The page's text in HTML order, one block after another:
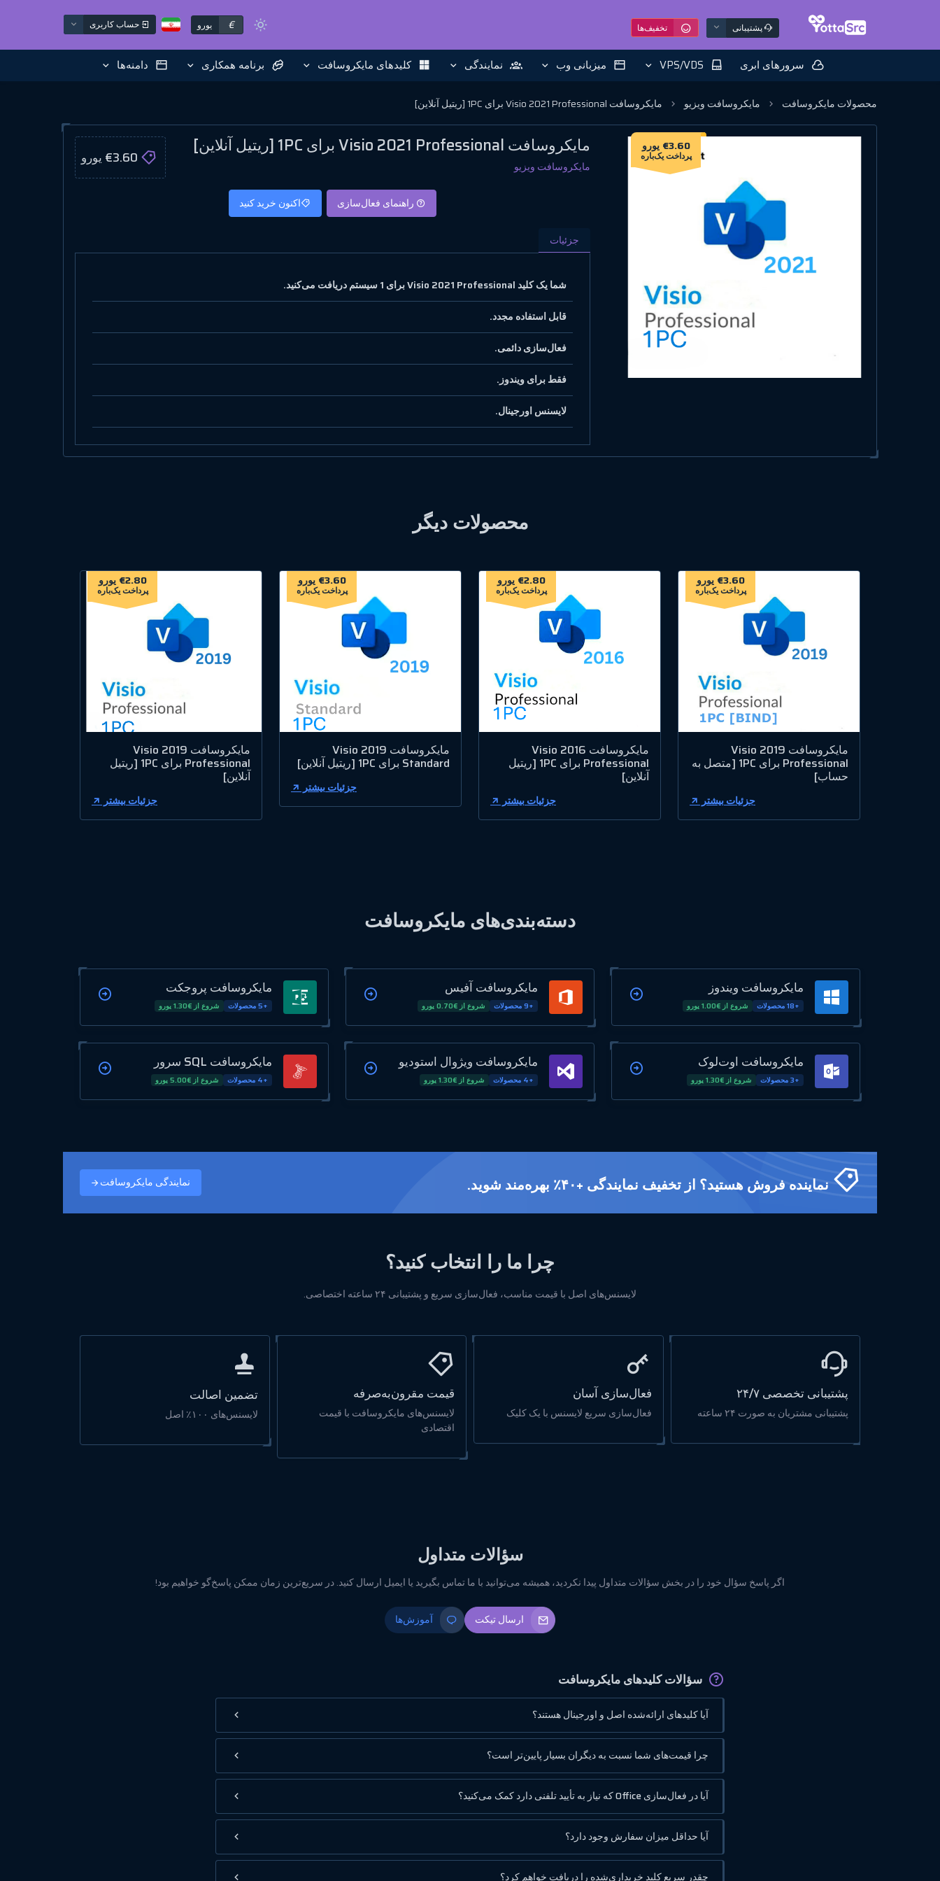
پشتیبانی تخفیف‌ها € یورو حساب کاربری
سرورهای ابری VPS/VDS میزبانی وب نمایندگی کلیدهای مایکروسافت برنامه همکاری دامنه‌ها
محصولات مایکروسافت مایکروسافت ویزیو مایکروسافت Visio 2021 Professional برای 1PC [ریتیل آنلاین]
€3.60 یورو
پرداخت یک‌باره مایکروسافت Visio 2021 Professional برای 1PC [ریتیل آنلاین]
مایکروسافت ویزیو
€3.60 یورو
راهنمای فعال‌سازی اکنون خرید کنید
جزئیات
شما یک کلید Visio 2021 Professional برای 1 سیستم دریافت می‌کنید.
قابل استفاده مجدد.
فعال‌سازی دائمی.
فقط برای ویندوز.
لایسنس اورجینال.
محصولات دیگر
€3.60 یورو
پرداخت یک‌باره
مایکروسافت Visio 2019
Professional برای 1PC [متصل به
حساب]
جزئیات بیشتر
€2.80 یورو
پرداخت یک‌باره
مایکروسافت Visio 2016
Professional برای 1PC [ریتیل
آنلاین]
جزئیات بیشتر
€3.60 یورو
پرداخت یک‌باره
مایکروسافت Visio 2019
Standard برای 1PC [ریتیل آنلاین]
جزئیات بیشتر
€2.80 یورو
پرداخت یک‌باره
مایکروسافت Visio 2019
Professional برای 1PC [ریتیل
آنلاین]
جزئیات بیشتر
دسته‌بندی‌های مایکروسافت
مایکروسافت ویندوز
+18 محصولات شروع از €1.00 یورو
مایکروسافت آفیس
+9 محصولات شروع از €0.70 یورو
مایکروسافت پروجکت
+5 محصولات شروع از €1.30 یورو
مایکروسافت اوت‌لوک
+3 محصولات شروع از €1.30 یورو
مایکروسافت ویژوال استودیو
+4 محصولات شروع از €1.30 یورو
مایکروسافت SQL سرور
+4 محصولات شروع از €5.00 یورو
نماینده فروش هستید؟ از تخفیف نمایندگی +۴۰٪ بهره‌مند شوید. نمایندگی مایکروسافت
چرا ما را انتخاب کنید؟
لایسنس‌های اصل با قیمت مناسب، فعال‌سازی سریع و پشتیبانی ۲۴ ساعته اختصاصی.
پشتیبانی تخصصی ۲۴/۷
پشتیبانی مشتریان به صورت ۲۴ ساعته
فعال‌سازی آسان
فعال‌سازی سریع لایسنس با یک کلیک
قیمت مقرون‌به‌صرفه
لایسنس‌های مایکروسافت با قیمت
اقتصادی
تضمین اصالت
لایسنس‌های ۱۰۰٪ اصل
سؤالات متداول
اگر پاسخ سؤال خود را در بخش سؤالات متداول پیدا نکردید، همیشه می‌توانید با ما تماس بگیرید یا ایمیل ارسال کنید. در سریع‌ترین زمان ممکن پاسخ‌گو خواهیم بود!
ارسال تیکت آموزش‌ها
سؤالات کلیدهای مایکروسافت
آیا کلیدهای ارائه‌شده اصل و اورجینال هستند؟
چرا قیمت‌های شما نسبت به دیگران بسیار پایین‌تر است؟
آیا در فعال‌سازی Office که نیاز به تأیید تلفنی دارد کمک می‌کنید؟
آیا حداقل میزان سفارش وجود دارد؟
چقدر سریع کلید خریداری‌شده را دریافت خواهم کرد؟